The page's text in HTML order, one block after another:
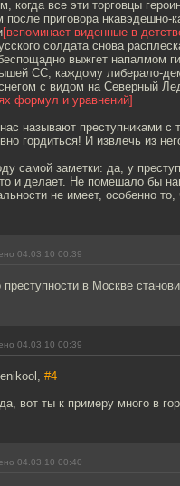
когда все эти торговцы
после приговора нкавэдешно-
[вспоминает виденные в
солдата снова
выжгет напалмом
СС, каждому либерало-
с видом на Северный
формул и уравнений]
называют преступниками с
гордиться! И извлечь из
самой заметки: да, у
и делает. Не помешало бы
не имеет, особенно
04.03.10 00:39
в Москве
04.03.10 00:39
#4
вот ты к примеру много в
04.03.10 00:40